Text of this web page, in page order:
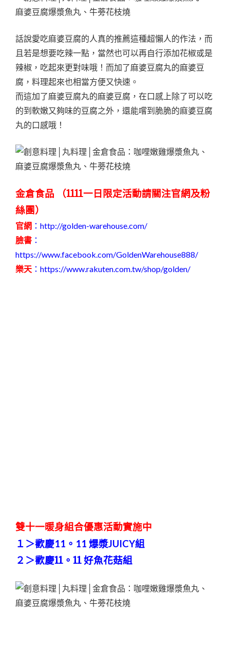
話說愛吃麻婆豆腐的人真的推薦這種超懶人的作法，而
且若是想要吃辣一點，當然也可以再自行添加花椒或是
辣椒，吃起來更對味哦！而加了麻婆豆腐丸的麻婆豆
腐，料理起來也相當方便又快速。
而這加了麻婆豆腐丸的麻婆豆腐，在口感上除了可以吃
的到軟嫩又夠味的豆腐之外，還能嚐到脆脆的麻婆豆腐
丸的口感哦！
金倉食品 （1111一日限定活動請關注官網及粉
絲團）
官網 ： http://golden-warehouse.com/
臉書 ：
https://www.facebook.com/GoldenWarehouse888/
樂天 ： https://www.rakuten.com.tw/shop/golden/
雙十一暖身組合優惠活動實施中
１＞歡慶11。11 爆漿JUICY組
２＞歡慶11。11 好魚花菇組